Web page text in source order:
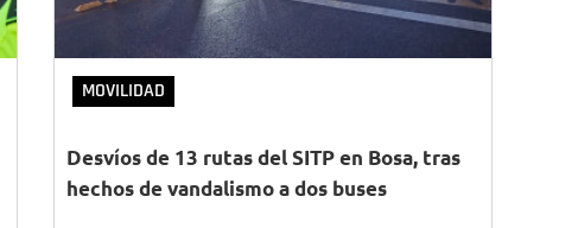
MOVILIDAD
Desvíos de 13 rutas del SITP en Bosa, tras
hechos de vandalismo a dos buses